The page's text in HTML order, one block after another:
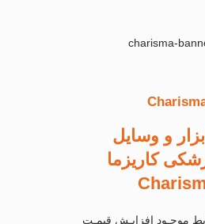
و وسایل
کاریزما
موجـود افزایـش قیمـت